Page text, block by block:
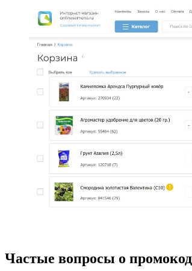
Частые вопросы о